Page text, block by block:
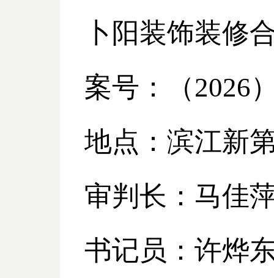
卜阳装饰装修
案号：（2026
地点：滨江新
审判长：马佳
书记员：许烨